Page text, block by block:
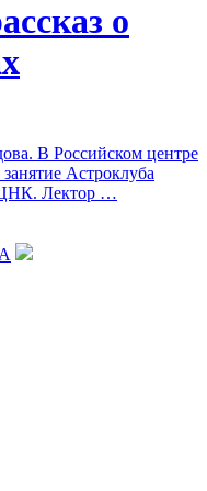
о
В Российском центре
Астроклуба
Лектор …